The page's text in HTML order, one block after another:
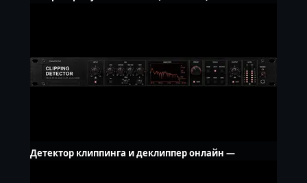
Детектор клиппинга и деклиппер онлайн —